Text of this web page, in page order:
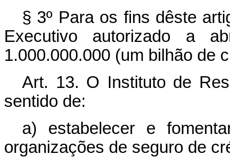
§ 3º Para os fins dêste
Executivo autorizado a
1.000.000.000 (um bilhão de
Art. 13. O Instituto de
sentido de:
a) estabelecer e
organizações de seguro de